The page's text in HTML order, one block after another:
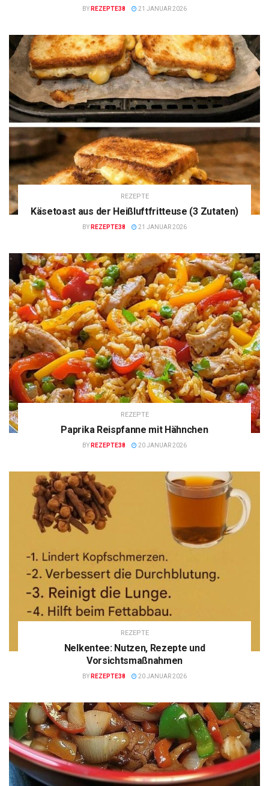
BY REZEPTE38 21 JANUAR 2026
REZEPTE
Käsetoast aus der Heißluftfritteuse (3 Zutaten)
BY REZEPTE38 21 JANUAR 2026
REZEPTE
Paprika Reispfanne mit Hähnchen
BY REZEPTE38 20 JANUAR 2026
REZEPTE
Nelkentee: Nutzen, Rezepte und
Vorsichtsmaßnahmen
BY REZEPTE38 20 JANUAR 2026